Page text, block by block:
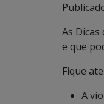
As
e que
Fique
A